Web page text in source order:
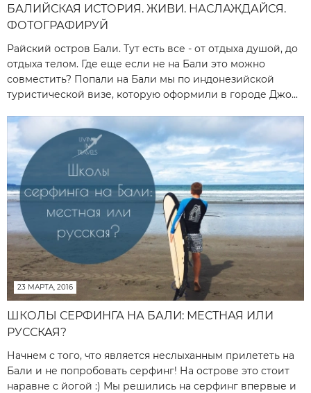
БАЛИЙСКАЯ ИСТОРИЯ. ЖИВИ. НАСЛАЖДАЙСЯ.
ФОТОГРАФИРУЙ
Райский остров Бали. Тут есть все - от отдыха душой, до
отдыха телом. Где еще если не на Бали это можно
совместить? Попали на Бали мы по индонезийской
туристической визе, которую оформили в городе Джо...
23 МАРТА, 2016
ШКОЛЫ СЕРФИНГА НА БАЛИ: МЕСТНАЯ ИЛИ
РУССКАЯ?
Начнем с того, что является неслыханным прилететь на
Бали и не попробовать серфинг! На острове это стоит
наравне с йогой :) Мы решились на серфинг впервые и